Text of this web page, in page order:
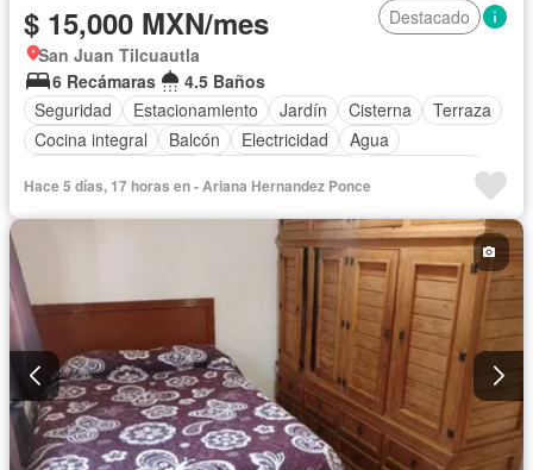
$ 15,000 MXN/mes
Destacado
San Juan Tilcuautla
6 Recámaras
4.5 Baños
Seguridad
Estacionamiento Jardín Cisterna
Terraza
Cocina integral
Balcón Electricidad
Agua
Solo familias
Parcialmente amueblado
Hace 5 días, 17 horas en - Ariana Hernandez Ponce